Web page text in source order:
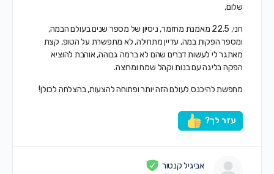
שלום,
חני, 22.5 מאמנת מחזמר, ניסיון של מספר שנים בעולם הבמה,
ומספר הפקות במה, עדיין מתחילה, לא מתפשרת על הטופ, קצת
מאתגר לי לעשות דברים שהם לא ברמה גבוהה, אוהבת להוציא
הפקה בליגה עם בנות וקהל שמח ומרוצה.
מחפשת להיכנס לעולם הזה יותר ופתוחה להצעות, בהצלחה לכולן!
עזר לך?
אביגיל קנטור